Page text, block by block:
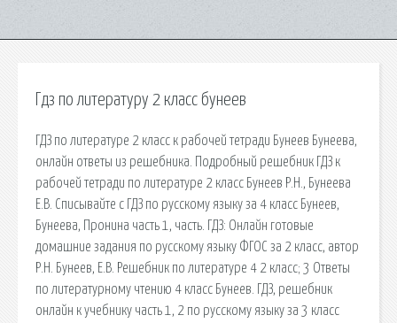
Гдз по литературу 2 класс бунеев
ГДЗ по литературе 2 класс к рабочей тетради Бунеев Бунеева,
онлайн ответы из решебника. Подробный решебник ГДЗ к
рабочей тетради по литературе 2 класс Бунеев Р.Н., Бунеева
Е.В. Списывайте с ГДЗ по русскому языку за 4 класс Бунеев,
Бунеева, Пронина часть 1, часть. ГДЗ: Онлайн готовые
домашние задания по русскому языку ФГОС за 2 класс, автор
Р.Н. Бунеев, Е.В. Решебник по литературе 4 2 класс; 3 Ответы
по литературному чтению 4 класс Бунеев. ГДЗ, решебник
онлайн к учебнику часть 1, 2 по русскому языку за 3 класс